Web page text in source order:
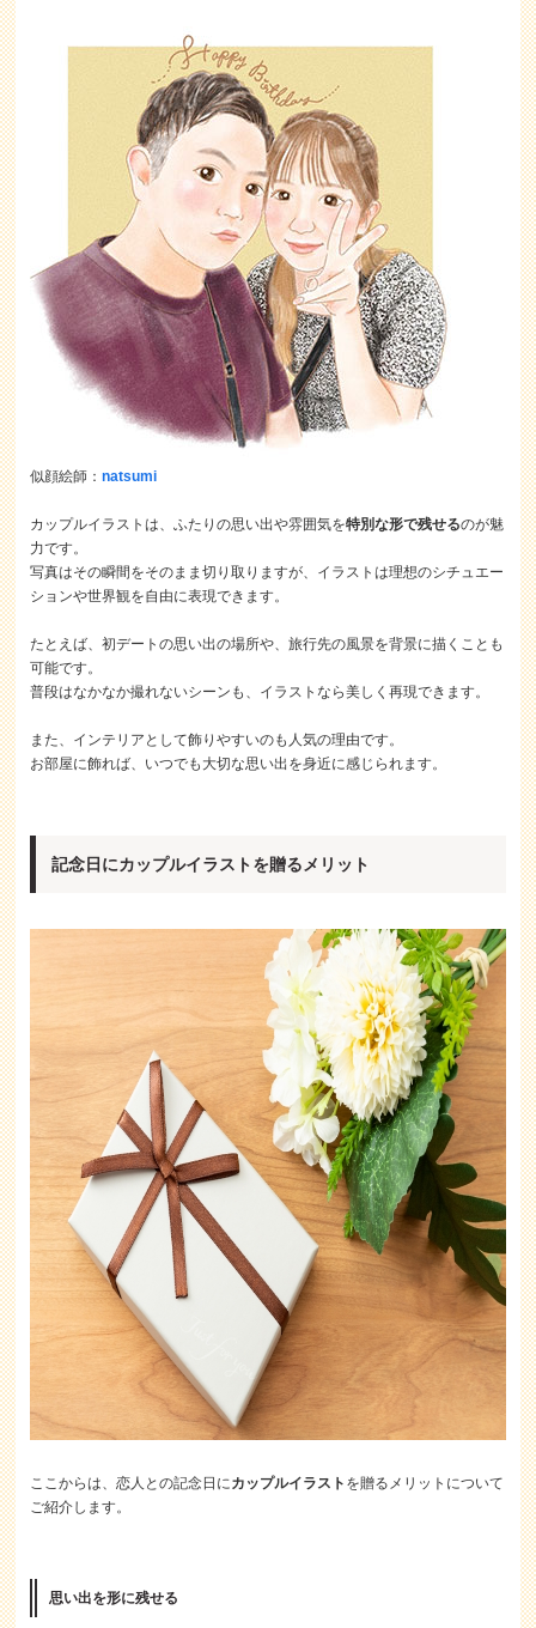
似顔絵師：natsumi
カップルイラストは、ふたりの思い出や雰囲気を特別な形で残せるのが魅
力です。
写真はその瞬間をそのまま切り取りますが、イラストは理想のシチュエー
ションや世界観を自由に表現できます。
たとえば、初デートの思い出の場所や、旅行先の風景を背景に描くことも
可能です。
普段はなかなか撮れないシーンも、イラストなら美しく再現できます。
また、インテリアとして飾りやすいのも人気の理由です。
お部屋に飾れば、いつでも大切な思い出を身近に感じられます。
記念日にカップルイラストを贈るメリット
ここからは、恋人との記念日にカップルイラスト を贈るメリットについて
ご紹介します。
思い出を形に残せる